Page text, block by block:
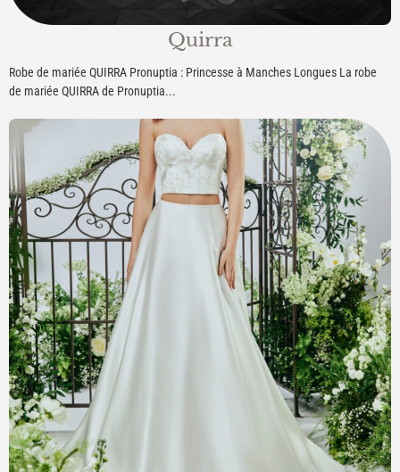
Quirra
Robe de mariée QUIRRA Pronuptia : Princesse à Manches Longues La robe
de mariée QUIRRA de Pronuptia...